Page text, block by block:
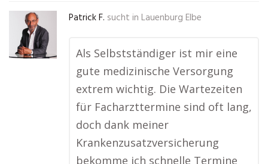
Patrick F. sucht in Lauenburg Elbe
Als Selbstständiger ist mir eine
gute medizinische Versorgung
extrem wichtig. Die Wartezeiten
für Facharzttermine sind oft lang,
doch dank meiner
Krankenzusatzversicherung
bekomme ich schnelle Termine